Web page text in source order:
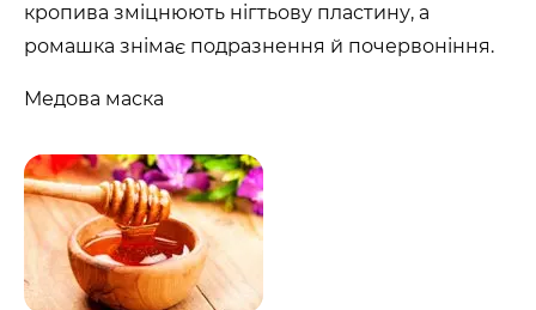
кропива зміцнюють нігтьову пластину, а
ромашка знімає подразнення й почервоніння.
Медова маска